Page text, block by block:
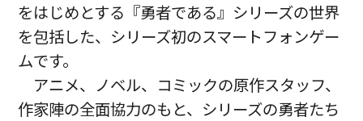
をはじめとする『勇者である』シリーズの世界
を包括した、シリーズ初のスマートフォンゲー
ムです。
アニメ、ノベル、コミックの原作スタッフ、
作家陣の全面協力のもと、シリーズの勇者たち